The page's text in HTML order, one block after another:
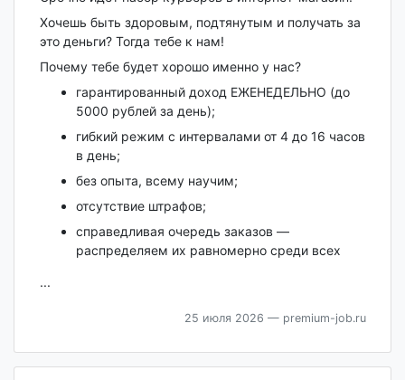
Хочешь быть здоровым, подтянутым и получать за
это деньги? Тогда тебе к нам!
Почему тебе будет хорошо именно у нас?
гарантированный доход ЕЖЕНЕДЕЛЬНО (до
5000 рублей за день);
гибкий режим с интервалами от 4 до 16 часов
в день;
без опыта, всему научим;
отсутствие штрафов;
справедливая очередь заказов —
распределяем их равномерно среди всех
...
25 июля 2026 — premium-job.ru